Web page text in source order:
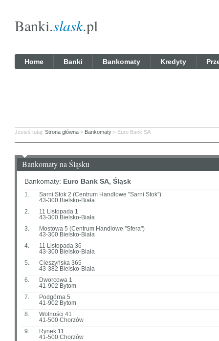
Banki.slask.pl
Home Banki Bankomaty Kredyty
Jesteś tutaj: Strona główna » Bankomaty » Euro Bank SA
Bankomaty na Śląsku
Bankomaty: Euro Bank SA, Śląsk
1.
Sarni Stok 2 (Centrum Handlowe "Sarni Stok")
43-300 Bielsko-Biała
2.
11 Listopada 1
43-300 Bielsko-Biała
3.
Mostowa 5 (Centrum Handlowe "Sfera")
43-300 Bielsko-Biała
4.
11 Listopada 36
43-300 Bielsko-Biała
5.
Cieszyńska 365
43-382 Bielsko-Biała
6.
Dworcowa 1
41-902 Bytom
7.
Podgórna 5
41-902 Bytom
8.
Wolności 41
41-500 Chorzów
9.
Rynek 11
41-500 Chorzów